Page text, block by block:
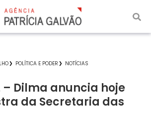
POLÍTICA E PODER NOTÍCIAS
– Dilma anuncia hoje
da Secretaria das